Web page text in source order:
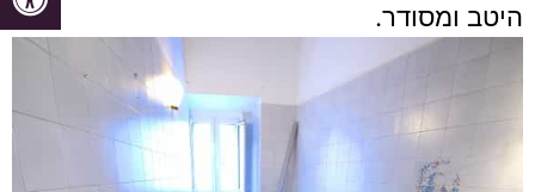
היטב ומסודר.